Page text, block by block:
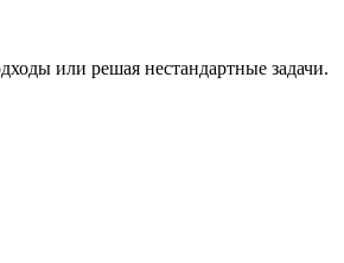
или решая нестандартные задачи.